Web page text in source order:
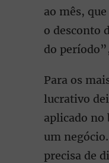
ao mês,
o desconto
do
Para os
lucrativo
aplicado no
um
precisa de